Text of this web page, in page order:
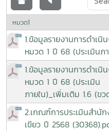
หมวด1
1.ข้อมูลรายงานการดำเนิ
หมวด 1 ปี 68 (ประเมินภ
1.ข้อมูลรายงานการดำเนิ
หมวด 1 ปี 68 (ประเมิน
ภายใน)_เพิ่มเติม 1.6 (ข
2.เกณฑ์การประเมินสำนั
เขียว ปี 2568